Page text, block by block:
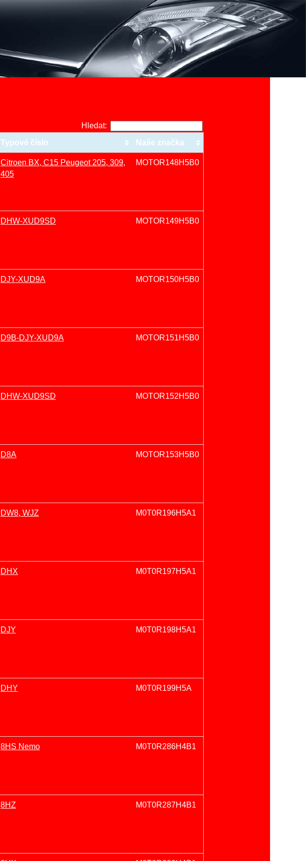
Hledat:
Typové číslo Naše značka
Citroen BX, C15 Peugeot 205, 309,
405
MOTOR148H5B0
DHW-XUD9SD MOTOR149H5B0
DJY-XUD9A MOTOR150H5B0
D9B-DJY-XUD9A MOTOR151H5B0
DHW-XUD9SD MOTOR152H5B0
D8A MOTOR153H5B0
DW8, WJZ M0T0R196H5A1
DHX M0T0R197H5A1
DJY M0T0R198H5A1
DHY M0T0R199H5A
8HS Nemo M0T0R286H4B1
8HZ M0T0R287H4B1